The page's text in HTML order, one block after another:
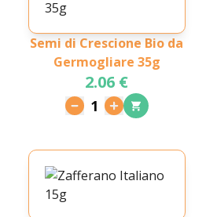
Semi di Crescione Bio da
Germogliare 35g
2.06 €
1